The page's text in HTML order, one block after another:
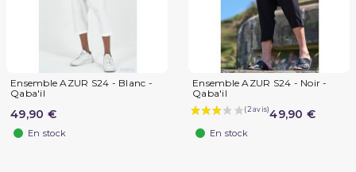
Ensemble AZUR S24 - Blanc -
Qaba'il
49,90 €
En stock
Ensemble AZUR S24 - Noir -
Qaba'il
49,90 €
En stock